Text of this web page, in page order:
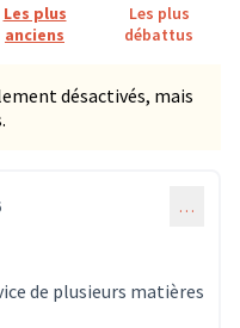
Les plus
anciens
Les plus
débattus
désactivés, mais
…
de plusieurs matières